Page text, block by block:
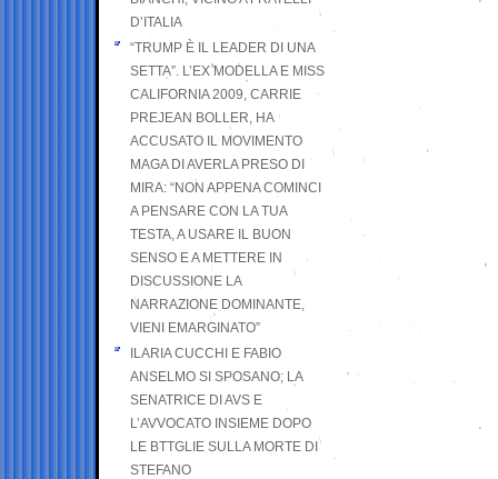
D’ITALIA
“TRUMP È IL LEADER DI UNA
SETTA”. L’EX MODELLA E MISS
CALIFORNIA 2009, CARRIE
PREJEAN BOLLER, HA
ACCUSATO IL MOVIMENTO
MAGA DI AVERLA PRESO DI
MIRA: “NON APPENA COMINCI
A PENSARE CON LA TUA
TESTA, A USARE IL BUON
SENSO E A METTERE IN
DISCUSSIONE LA
NARRAZIONE DOMINANTE,
VIENI EMARGINATO”
ILARIA CUCCHI E FABIO
ANSELMO SI SPOSANO; LA
SENATRICE DI AVS E
L’AVVOCATO INSIEME DOPO
LE BTTGLIE SULLA MORTE DI
STEFANO